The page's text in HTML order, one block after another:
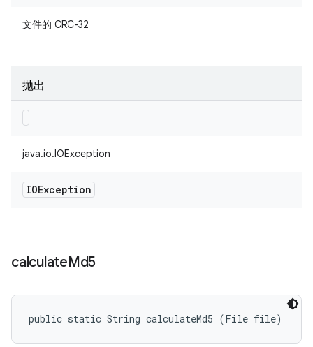
文件的 CRC-32
抛出
java.io.IOException
IOException
calculateMd5
public static String calculateMd5 (File file)